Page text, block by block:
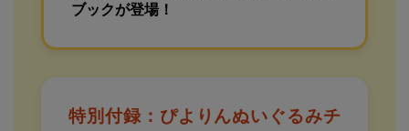
ブックが登場！
特別付録：ぴよりんぬいぐるみチ